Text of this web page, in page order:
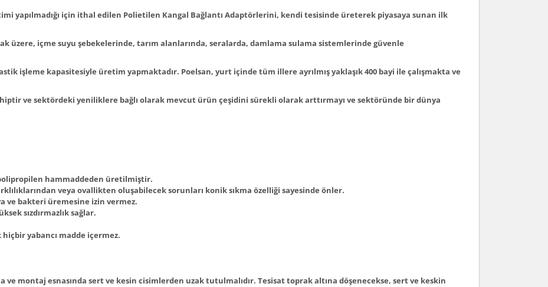
yapılmadığı için ithal edilen Polietilen Kangal Bağlantı Adaptörlerini, kendi tesisinde üreterek piyasaya sunan ilk
üzere, içme suyu şebekelerinde, tarım alanlarında, seralarda, damlama sulama sistemlerinde güvenle
işleme kapasitesiyle üretim yapmaktadır. Poelsan, yurt içinde tüm illere ayrılmış yaklaşık 400 bayi ile çalışmakta ve
ve sektördeki yeniliklere bağlı olarak mevcut ürün çeşidini sürekli olarak arttırmayı ve sektöründe bir dünya
hammaddeden üretilmiştir.
veya ovallikten oluşabilecek sorunları konik sıkma özelliği sayesinde önler.
ve bakteri üremesine izin vermez.
sızdırmazlık sağlar.
yabancı madde içermez.
ve montaj esnasında sert ve kesin cisimlerden uzak tutulmalıdır. Tesisat toprak altına döşenecekse, sert ve keskin